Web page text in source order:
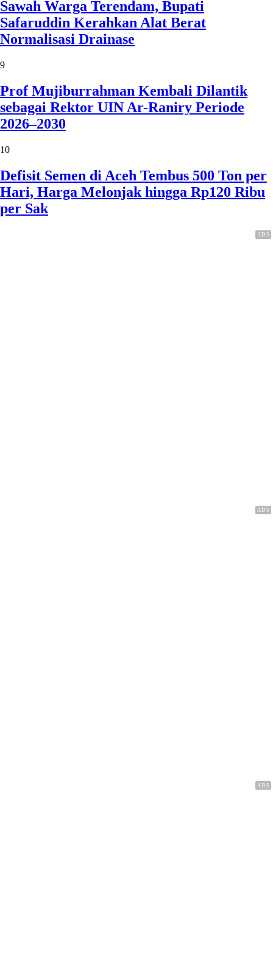
Sawah Warga Terendam, Bupati
Safaruddin Kerahkan Alat Berat
Normalisasi Drainase
9
Prof Mujiburrahman Kembali Dilantik
sebagai Rektor UIN Ar-Raniry Periode
2026–2030
10
Defisit Semen di Aceh Tembus 500 Ton per
Hari, Harga Melonjak hingga Rp120 Ribu
per Sak